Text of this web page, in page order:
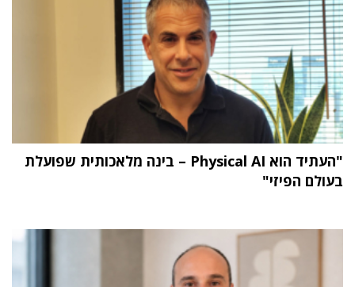
"העתיד הוא Physical AI – בינה מלאכותית שפועלת
בעולם הפיזי"